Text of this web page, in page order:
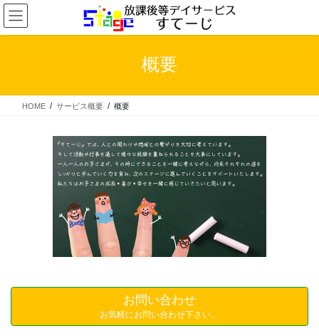
コ
ン
テ
ス
ナ
ビ
ゲ
ン
概要
HOME サービス概要 概要
お問い合わせ
お気軽にお問い合わせ下さい。